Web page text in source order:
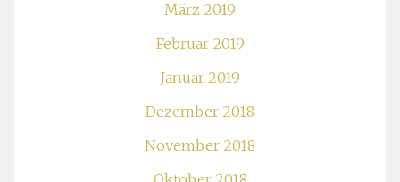
März 2019
Februar 2019
Januar 2019
Dezember 2018
November 2018